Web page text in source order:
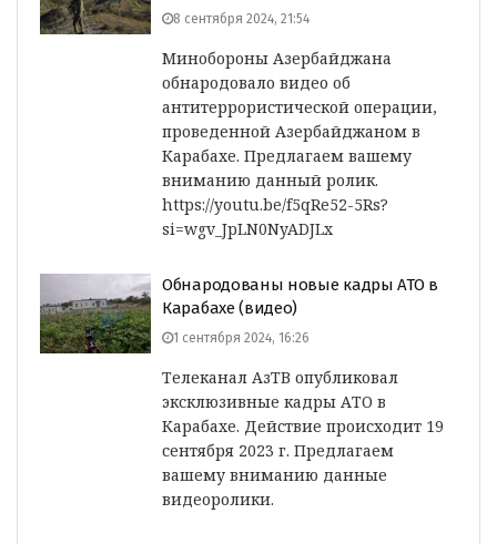
8 сентября 2024, 21:54
Минобороны Азербайджана
обнародовало видео об
антитеррористической операции,
проведенной Азербайджаном в
Карабахе. Предлагаем вашему
вниманию данный ролик.
https://youtu.be/f5qRe52-5Rs?
si=wgv_JpLN0NyADJLx
Обнародованы новые кадры АТО в
Карабахе (видео)
1 сентября 2024, 16:26
Телеканал АзТВ опубликовал
эксклюзивные кадры АТО в
Карабахе. Действие происходит 19
сентября 2023 г. Предлагаем
вашему вниманию данные
видеоролики.